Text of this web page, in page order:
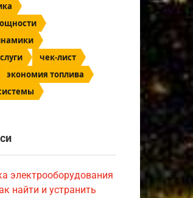
чек-лист
экономия топлива
электрооборудования
найти и устранить